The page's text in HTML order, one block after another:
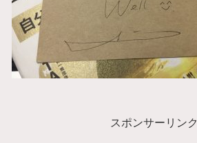
スポンサーリンク